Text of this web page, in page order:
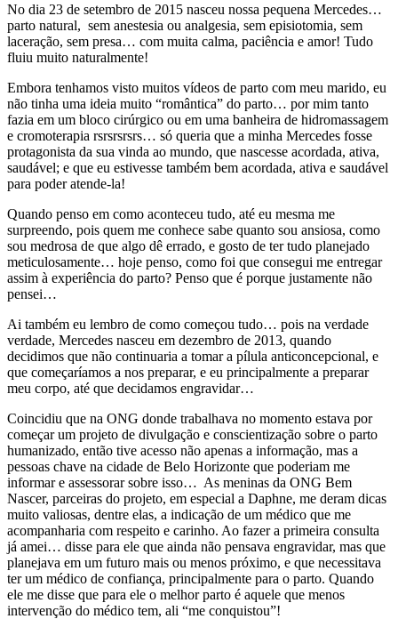
No dia 23 de setembro de 2015 nasceu nossa pequena Mercedes…
parto natural, sem anestesia ou analgesia, sem episiotomia, sem
laceração, sem presa… com muita calma, paciência e amor! Tudo
fluiu muito naturalmente!
Embora tenhamos visto muitos vídeos de parto com meu marido, eu
não tinha uma ideia muito “romântica” do parto… por mim tanto
fazia em um bloco cirúrgico ou em uma banheira de hidromassagem
e cromoterapia rsrsrsrsrs… só queria que a minha Mercedes fosse
protagonista da sua vinda ao mundo, que nascesse acordada, ativa,
saudável; e que eu estivesse também bem acordada, ativa e saudável
para poder atende-la!
Quando penso em como aconteceu tudo, até eu mesma me
surpreendo, pois quem me conhece sabe quanto sou ansiosa, como
sou medrosa de que algo dê errado, e gosto de ter tudo planejado
meticulosamente… hoje penso, como foi que consegui me entregar
assim à experiência do parto? Penso que é porque justamente não
pensei…
Ai também eu lembro de como começou tudo… pois na verdade
verdade, Mercedes nasceu em dezembro de 2013, quando
decidimos que não continuaria a tomar a pílula anticoncepcional, e
que começaríamos a nos preparar, e eu principalmente a preparar
meu corpo, até que decidamos engravidar…
Coincidiu que na ONG donde trabalhava no momento estava por
começar um projeto de divulgação e conscientização sobre o parto
humanizado, então tive acesso não apenas a informação, mas a
pessoas chave na cidade de Belo Horizonte que poderiam me
informar e assessorar sobre isso… As meninas da ONG Bem
Nascer, parceiras do projeto, em especial a Daphne, me deram dicas
muito valiosas, dentre elas, a indicação de um médico que me
acompanharia com respeito e carinho. Ao fazer a primeira consulta
já amei… disse para ele que ainda não pensava engravidar, mas que
planejava em um futuro mais ou menos próximo, e que necessitava
ter um médico de confiança, principalmente para o parto. Quando
ele me disse que para ele o melhor parto é aquele que menos
intervenção do médico tem, ali “me conquistou”!